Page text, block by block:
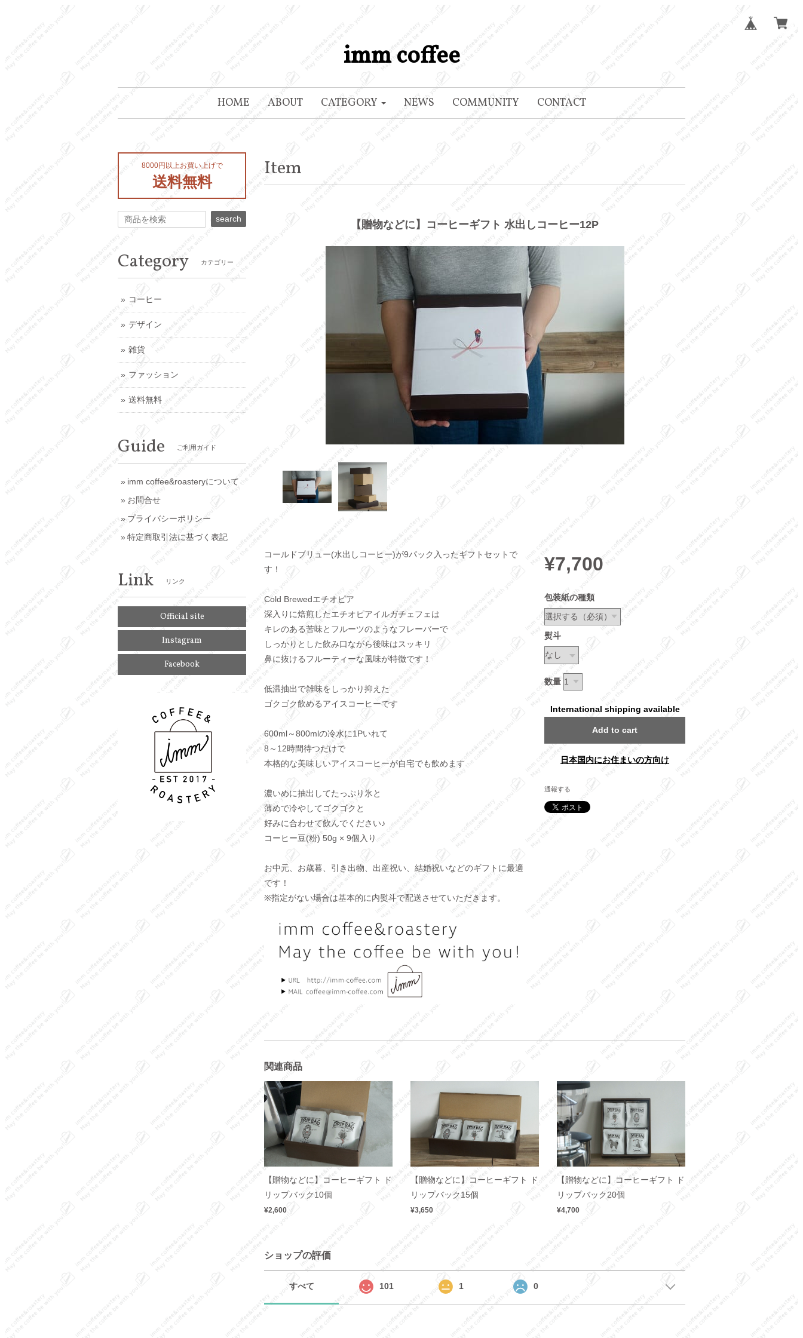
imm coffee
HOME ABOUT CATEGORY NEWS COMMUNITY CONTACT
Item
【贈物などに】コーヒーギフト 水出しコーヒー12P
コールドブリュー(水出しコーヒー)が9パック入ったギフトセットで
す！
Cold Brewedエチオピア
深入りに焙煎したエチオピアイルガチェフェは
キレのある苦味とフルーツのようなフレーバーで
しっかりとした飲み口ながら後味はスッキリ
鼻に抜けるフルーティーな風味が特徴です！
低温抽出で雑味をしっかり抑えた
ゴクゴク飲めるアイスコーヒーです
600ml～800mlの冷水に1Pいれて
8～12時間待つだけで
本格的な美味しいアイスコーヒーが自宅でも飲めます
濃いめに抽出してたっぷり氷と
薄めで冷やしてゴクゴクと
好みに合わせて飲んでください♪
コーヒー豆(粉) 50g × 9個入り
お中元、お歳暮、引き出物、出産祝い、結婚祝いなどのギフトに最適
です！
※指定がない場合は基本的に内熨斗で配送させていただきます。
¥7,700
包装紙の種類
熨斗
数量
International shipping available
Add to cart
日本国内にお住まいの方向け
通報する
関連商品
【贈物などに】コーヒーギフト ド
リップバック10個
¥2,600
【贈物などに】コーヒーギフト ド
リップバック15個
¥3,650
【贈物などに】コーヒーギフト ド
リップバック20個
¥4,700
ショップの評価
すべて 101 1 0
8000円以上お買い上げで
送料無料
search
Category カテゴリー
コーヒー
デザイン
雑貨
ファッション
送料無料
Guide ご利用ガイド
imm coffee&roasteryについて
お問合せ
プライバシーポリシー
特定商取引法に基づく表記
Link リンク
Official site
Instagram
Facebook